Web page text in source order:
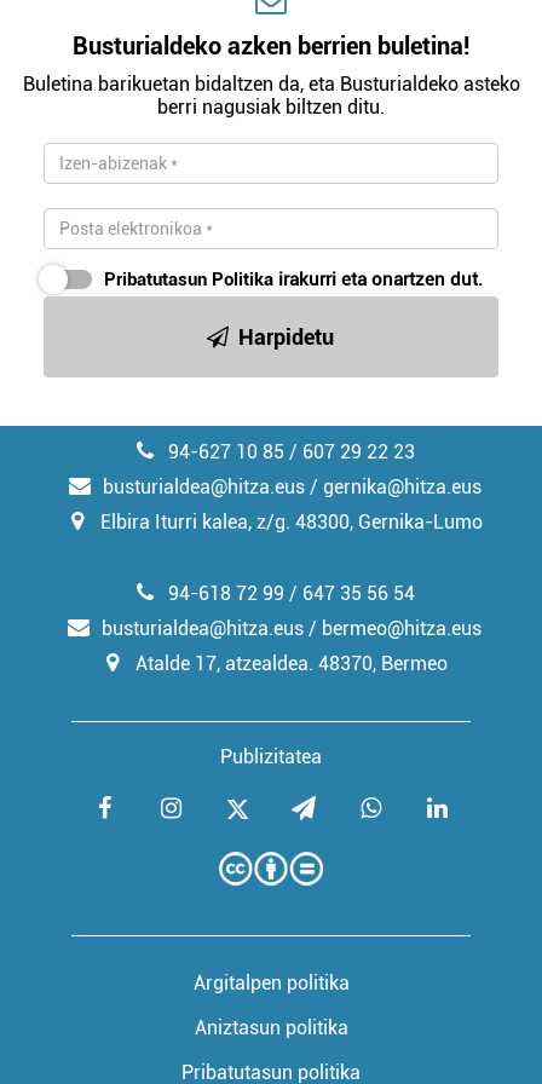
Busturialdeko azken berrien buletina!
Buletina barikuetan bidaltzen da, eta Busturialdeko asteko
berri nagusiak biltzen ditu.
Pribatutasun Politika irakurri eta onartzen dut.
Harpidetu
94-627 10 85 / 607 29 22 23
busturialdea@hitza.eus / gernika@hitza.eus
Elbira Iturri kalea, z/g. 48300, Gernika-Lumo
Publizitatea
94-618 72 99 / 647 35 56 54
busturialdea@hitza.eus / bermeo@hitza.eus
Atalde 17, atzealdea. 48370, Bermeo
Argitalpen politika
Aniztasun politika
Pribatutasun politika